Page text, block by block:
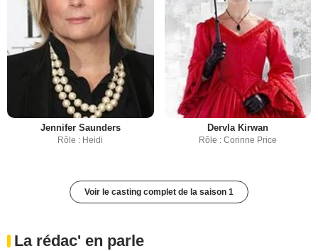
Jennifer Saunders
Rôle : Heidi
Dervla Kirwan
Rôle : Corinne Price
Voir le casting complet de la saison 1
La rédac' en parle